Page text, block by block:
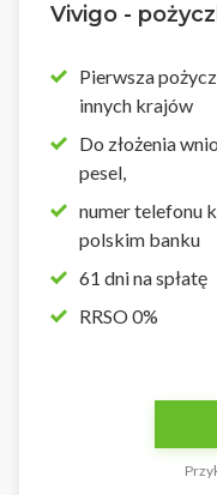
Vivigo -
Pierwsza
innych krajów
Do złożenia
pesel,
numer telefonu
polskim banku
61 dni na spłatę
RRSO 0%